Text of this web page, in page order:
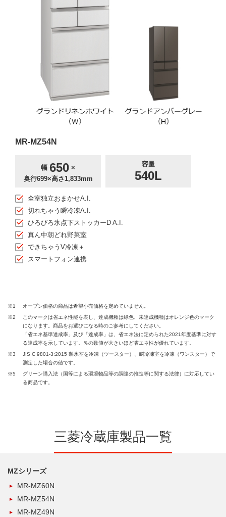
MR-MZ54N
幅 650 ×
奥行699×高さ1,833mm
容量
540L
全室独立おまかせA.I.
切れちゃう瞬冷凍A.I.
ひろびろ氷点下ストッカーD A.I.
真ん中朝どれ野菜室
できちゃうV冷凍＋
スマートフォン連携
※1
オープン価格の商品は希望小売価格を定めていません。​
※2
このマークは省エネ性能を表し、達成機種は緑色、未達成機種はオレンジ色のマーク
になります。商品をお選びになる時のご参考にしてください。
「省エネ基準達成率」及び「達成率」は、省エネ法に定められた2021年度基準に対す
る達成率を示しています。％の数値が大きいほど省エネ性が優れています。
※3
JIS C 9801-3:2015 製氷室を冷凍（ツースター）、瞬冷凍室を冷凍（ワンスター）で
測定した場合の値です。
※5
グリーン購入法（国等による環境物品等の調達の推進等に関する法律）に対応してい
る商品です。
三菱冷蔵庫製品一覧
MZシリーズ
MR-MZ60N
MR-MZ54N
MR-MZ49N